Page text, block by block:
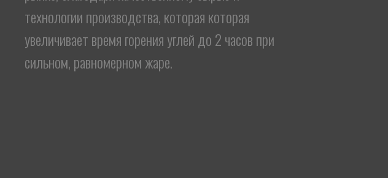
технологии производства, которая которая
увеличивает время горения углей до 2 часов при
сильном, равномерном жаре.